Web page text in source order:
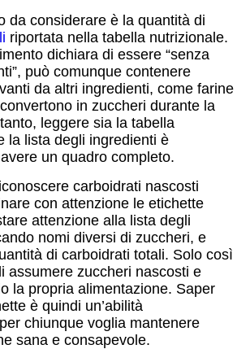
da considerare è la quantità di
riportata nella tabella nutrizionale.
dichiara di essere “senza
può comunque contenere
da altri ingredienti, come farine
in zuccheri durante la
leggere sia la tabella
la lista degli ingredienti è
un quadro completo.
carboidrati nascosti
con attenzione le etichette
attenzione alla lista degli
nomi diversi di zuccheri, e
di carboidrati totali. Solo così
assumere zuccheri nascosti e
la propria alimentazione. Saper
è quindi un’abilità
chiunque voglia mantenere
sana e consapevole.